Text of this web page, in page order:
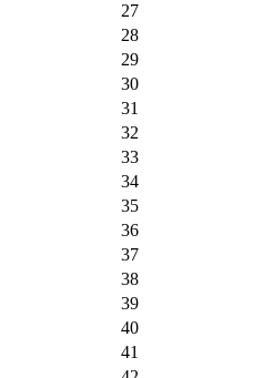
27
28
29
30
31
32
33
34
35
36
37
38
39
40
41